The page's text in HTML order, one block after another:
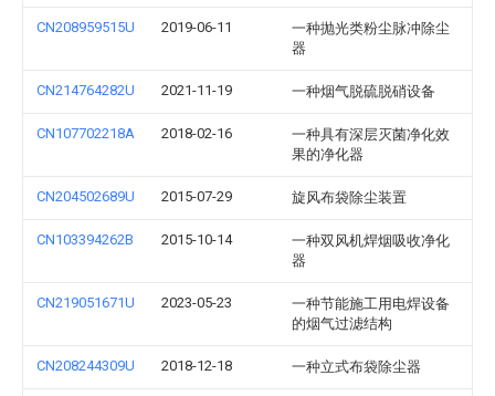
CN208959515U 2019-06-11
一种抛光类粉尘脉冲除尘
器
CN214764282U 2021-11-19 一种烟气脱硫脱硝设备
CN107702218A 2018-02-16
一种具有深层灭菌净化效
果的净化器
CN204502689U 2015-07-29 旋风布袋除尘装置
CN103394262B 2015-10-14
一种双风机焊烟吸收净化
器
CN219051671U 2023-05-23
一种节能施工用电焊设备
的烟气过滤结构
CN208244309U 2018-12-18 一种立式布袋除尘器